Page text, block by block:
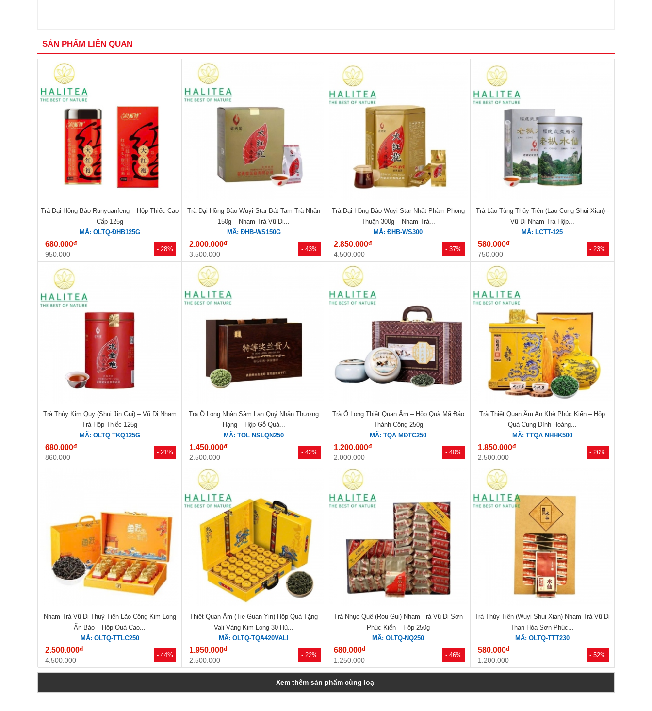
SẢN PHẨM LIÊN QUAN
- 28%
Trà Đại Hồng Bào Runyuanfeng – Hộp Thiếc Cao
Cấp 125g
MÃ: OLTQ-ĐHB125G
680.000đ
950.000
- 43%
Trà Đại Hồng Bào Wuyi Star Bát Tam Trà Nhân
150g – Nham Trà Vũ Di...
MÃ: ĐHB-WS150G
2.000.000đ
3.500.000
- 37%
Trà Đại Hồng Bào Wuyi Star Nhất Phàm Phong
Thuận 300g – Nham Trà...
MÃ: ĐHB-WS300
2.850.000đ
4.500.000
- 23%
Trà Lão Tùng Thủy Tiên (Lao Cong Shui Xian) -
Vũ Di Nham Trà Hộp...
MÃ: LCTT-125
580.000đ
750.000
- 21%
Trà Thủy Kim Quy (Shui Jin Gui) – Vũ Di Nham
Trà Hộp Thiếc 125g
MÃ: OLTQ-TKQ125G
680.000đ
860.000
- 42%
Trà Ô Long Nhân Sâm Lan Quý Nhân Thượng
Hạng – Hộp Gỗ Quà...
MÃ: TOL-NSLQN250
1.450.000đ
2.500.000
- 40%
Trà Ô Long Thiết Quan Âm – Hộp Quà Mã Đáo
Thành Công 250g
MÃ: TQA-MĐTC250
1.200.000đ
2.000.000
- 26%
Trà Thiết Quan Âm An Khê Phúc Kiến – Hộp
Quà Cung Đình Hoàng...
MÃ: TTQA-NHHK500
1.850.000đ
2.500.000
- 44%
Nham Trà Vũ Di Thuỷ Tiên Lão Công Kim Long
Ấn Bảo – Hộp Quà Cao...
MÃ: OLTQ-TTLC250
2.500.000đ
4.500.000
- 22%
Thiết Quan Âm (Tie Guan Yin) Hộp Quà Tặng
Vali Vàng Kim Long 30 Hũ...
MÃ: OLTQ-TQA420VALI
1.950.000đ
2.500.000
- 46%
Trà Nhục Quế (Rou Gui) Nham Trà Vũ Di Sơn
Phúc Kiến – Hộp 250g
MÃ: OLTQ-NQ250
680.000đ
1.250.000
- 52%
Trà Thủy Tiên (Wuyi Shui Xian) Nham Trà Vũ Di
Than Hỏa Sơn Phúc...
MÃ: OLTQ-TTT230
580.000đ
1.200.000
Xem thêm sản phẩm cùng loại